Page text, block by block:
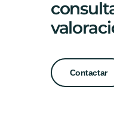
Contactar